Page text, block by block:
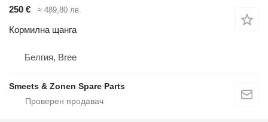
250 € ≈ 489,80 лв.
Кормилна щанга
Белгия, Bree
Smeets & Zonen Spare Parts